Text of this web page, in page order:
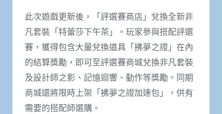
此次遊戲更新後，「評選賽商店」兌換全新非
凡套裝「特蕾莎下午茶」。玩家參與搭配評選
賽，獲得包含大量兌換道具「拂夢之證」在內
的結算獎勵，即可至評選賽商城兌換非凡套裝
及設計師之影、記憶迴響、動作等獎勵。同期
商城還將限時上架「拂夢之證加速包」，供有
需要的搭配師選購。